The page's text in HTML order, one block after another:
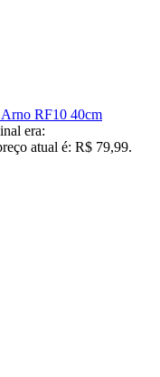
RF10 40cm
era:
atual é: R$ 79,99.